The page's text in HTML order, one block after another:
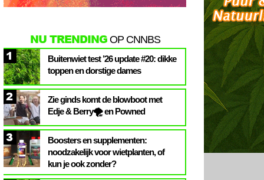
NU TRENDINGOP CNNBS
1
Buitenwiet test ’26 update #20: dikke
toppen en dorstige dames
2
Zie ginds komt de blowboot met
Edje & Berry🌪️ en Powned
3
Boosters en supplementen:
noodzakelijk voor wietplanten, of
kun je ook zonder?